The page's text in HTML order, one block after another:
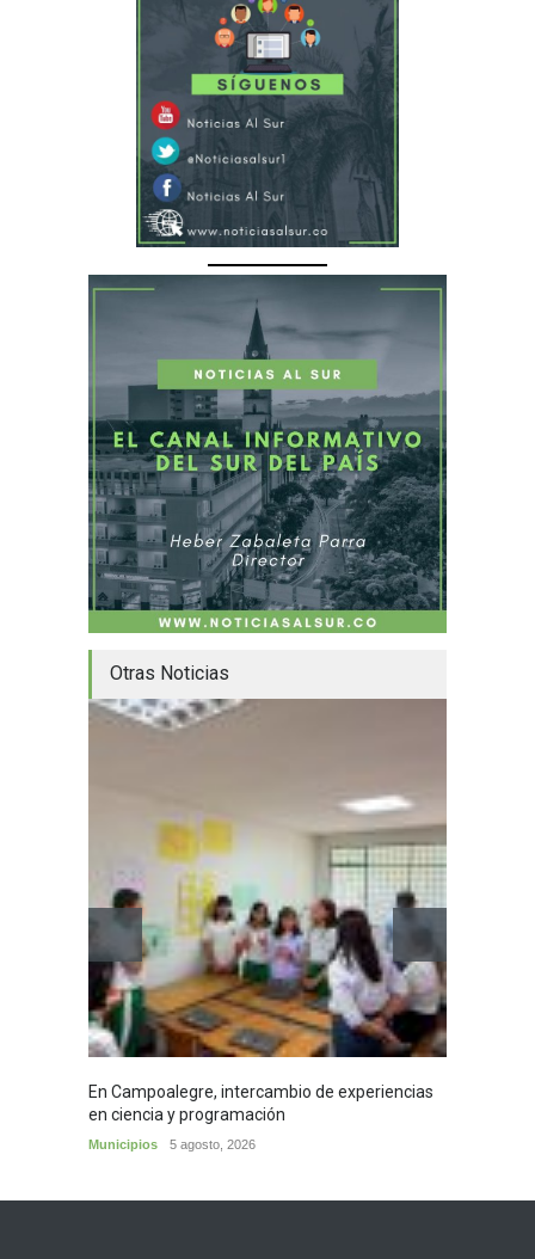
Otras Noticias
En Campoalegre, intercambio de experiencias
en ciencia y programación
Municipios 5 agosto, 2026